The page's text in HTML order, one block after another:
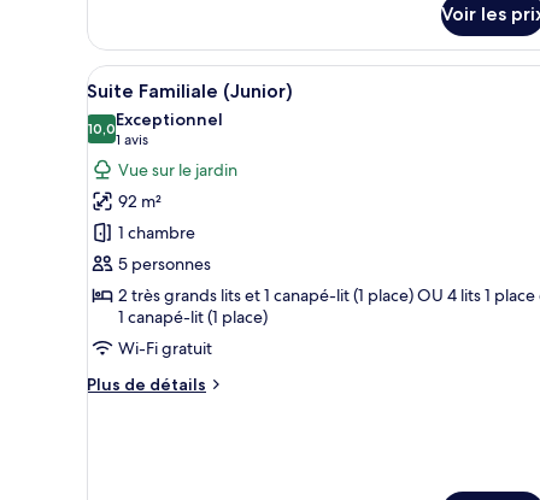
golf
(Sofabed)
le
type
de
chambre
Suite
Junior,
vue
golf
(Sofabed)
Voir les
Afficher
toutes
les
photos
pour
ce
type
de
chambre :
Suite
Familiale
(Junior)
Une chambre moderne avec
6
Suite Familiale (Junior)
10,010,0 sur 10
Exceptionnel
1 avis
(1 avis)
Vue sur le jardin
92 m²
1 chambre
5 personnes
2 très grands lits et 1 canapé-lit (1 place) OU 4 lits 1 place
1 canapé-lit (1 place)
Wi-Fi gratuit
Plus de détails
Plus